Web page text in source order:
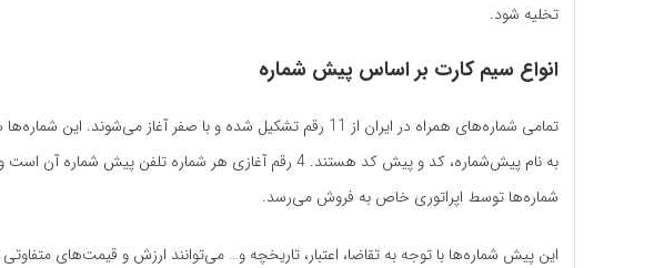
تخلیه شود.
انواع سیم کارت بر اساس پیش شماره
تمامی شماره‌های همراه در ایران از 11 رقم تشکیل شده و با صفر آغاز
به نام پیش‌شماره، کد و پیش کد هستند. 4 رقم آغازی هر شماره تلفن پیش
شماره‌ها توسط اپراتوری خاص به فروش می‌رسد.
این پیش شماره‌ها با توجه به تقاضا، اعتبار، تاریخچه و… می‌توانند ارزش و قیمت‌های متفاوتی